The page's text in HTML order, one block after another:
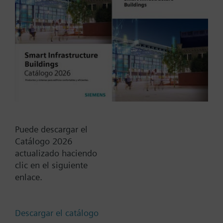
temperaturas de operación entre -25 y 70ºC.
Certificados CE acorde EN54 y certificados VDS y
LPCB..
Tipo / Código:
KFDM225RP
Código:
Add to cart
Add to project
Documentos
Puede descargar el
Catálogo 2026
actualizado haciendo
clic en el siguiente
enlace.
Descargar el catálogo